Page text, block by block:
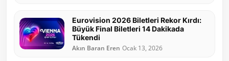
Eurovision 2026 Biletleri Rekor Kırdı:
Büyük Final Biletleri 14 Dakikada
Tükendi
Akın Baran Eren Ocak 13, 2026